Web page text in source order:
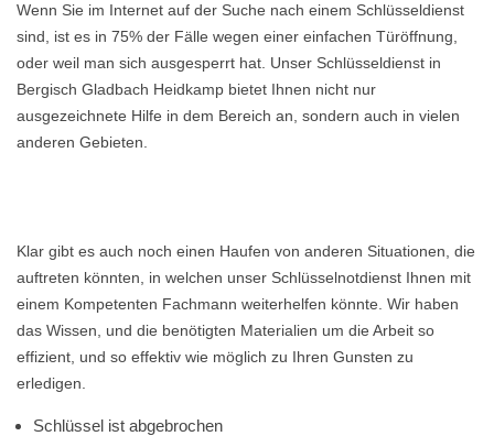
Wenn Sie im Internet auf der Suche nach einem Schlüsseldienst
sind, ist es in 75% der Fälle wegen einer einfachen Türöffnung,
oder weil man sich ausgesperrt hat. Unser Schlüsseldienst in
Bergisch Gladbach Heidkamp bietet Ihnen nicht nur
ausgezeichnete Hilfe in dem Bereich an, sondern auch in vielen
anderen Gebieten.
Klar gibt es auch noch einen Haufen von anderen Situationen, die
auftreten könnten, in welchen unser Schlüsselnotdienst Ihnen mit
einem Kompetenten Fachmann weiterhelfen könnte. Wir haben
das Wissen, und die benötigten Materialien um die Arbeit so
effizient, und so effektiv wie möglich zu Ihren Gunsten zu
erledigen.
Schlüssel ist abgebrochen